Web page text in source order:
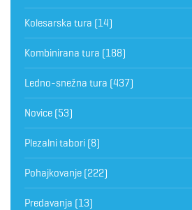
Kolesarska tura (14)
Kombinirana tura (188)
Ledno-snežna tura (437)
Novice (53)
Plezalni tabori (8)
Pohajkovanje (222)
Predavanja (13)